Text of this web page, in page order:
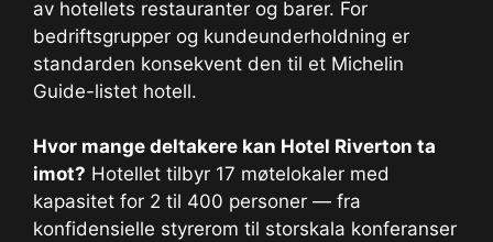
av hotellets restauranter og barer. For
bedriftsgrupper og kundeunderholdning er
standarden konsekvent den til et Michelin
Guide-listet hotell.
Hvor mange deltakere kan Hotel Riverton ta
imot? Hotellet tilbyr 17 møtelokaler med
kapasitet for 2 til 400 personer — fra
konfidensielle styrerom til storskala konferanser